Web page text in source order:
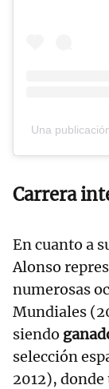
Una
Carrera
En cuanto a
Alonso
numerosas
Mundiales
siendo
selección
2012),